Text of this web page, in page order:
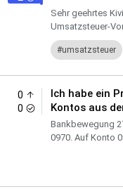
Sehr geehrtes
Umsatzsteuer-
Berechnung der
ich häufig nur e...
umsatzsteuer
0
0
Ich habe ein
Kontos aus
Bankbewegung
0970. Auf Konto
Soll 750,00 €,